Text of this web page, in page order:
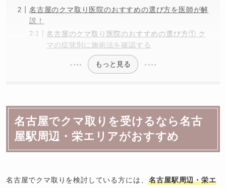
名古屋のクマ取り医院のおすすめの選び方を医師が解
説！
名古屋のクマ取り医院のおすすめの選び方① ク
マの症状別に施術法を確認する
もっと見る
名古屋でクマ取りを受けるなら名古
屋駅周辺・栄エリアがおすすめ
名古屋でクマ取りを検討している方には、名古屋駅周辺・栄エ